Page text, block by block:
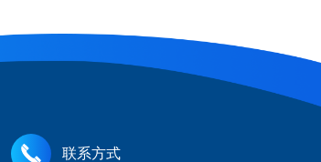
联系方式